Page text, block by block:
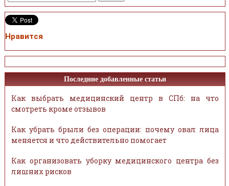
Нравится
Последние добавленные статьи
Как выбрать медицинский центр в СПб: на что
смотреть кроме отзывов
Как убрать брыли без операции: почему овал лица
меняется и что действительно помогает
Как организовать уборку медицинского центра без
лишних рисков